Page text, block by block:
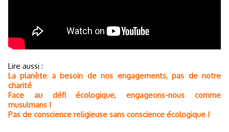
Lire aussi :
La planète a besoin de nos engagements, pas de notre
charité
Face au défi écologique, engageons-nous comme
musulmans !
Pas de conscience religieuse sans conscience écologique !